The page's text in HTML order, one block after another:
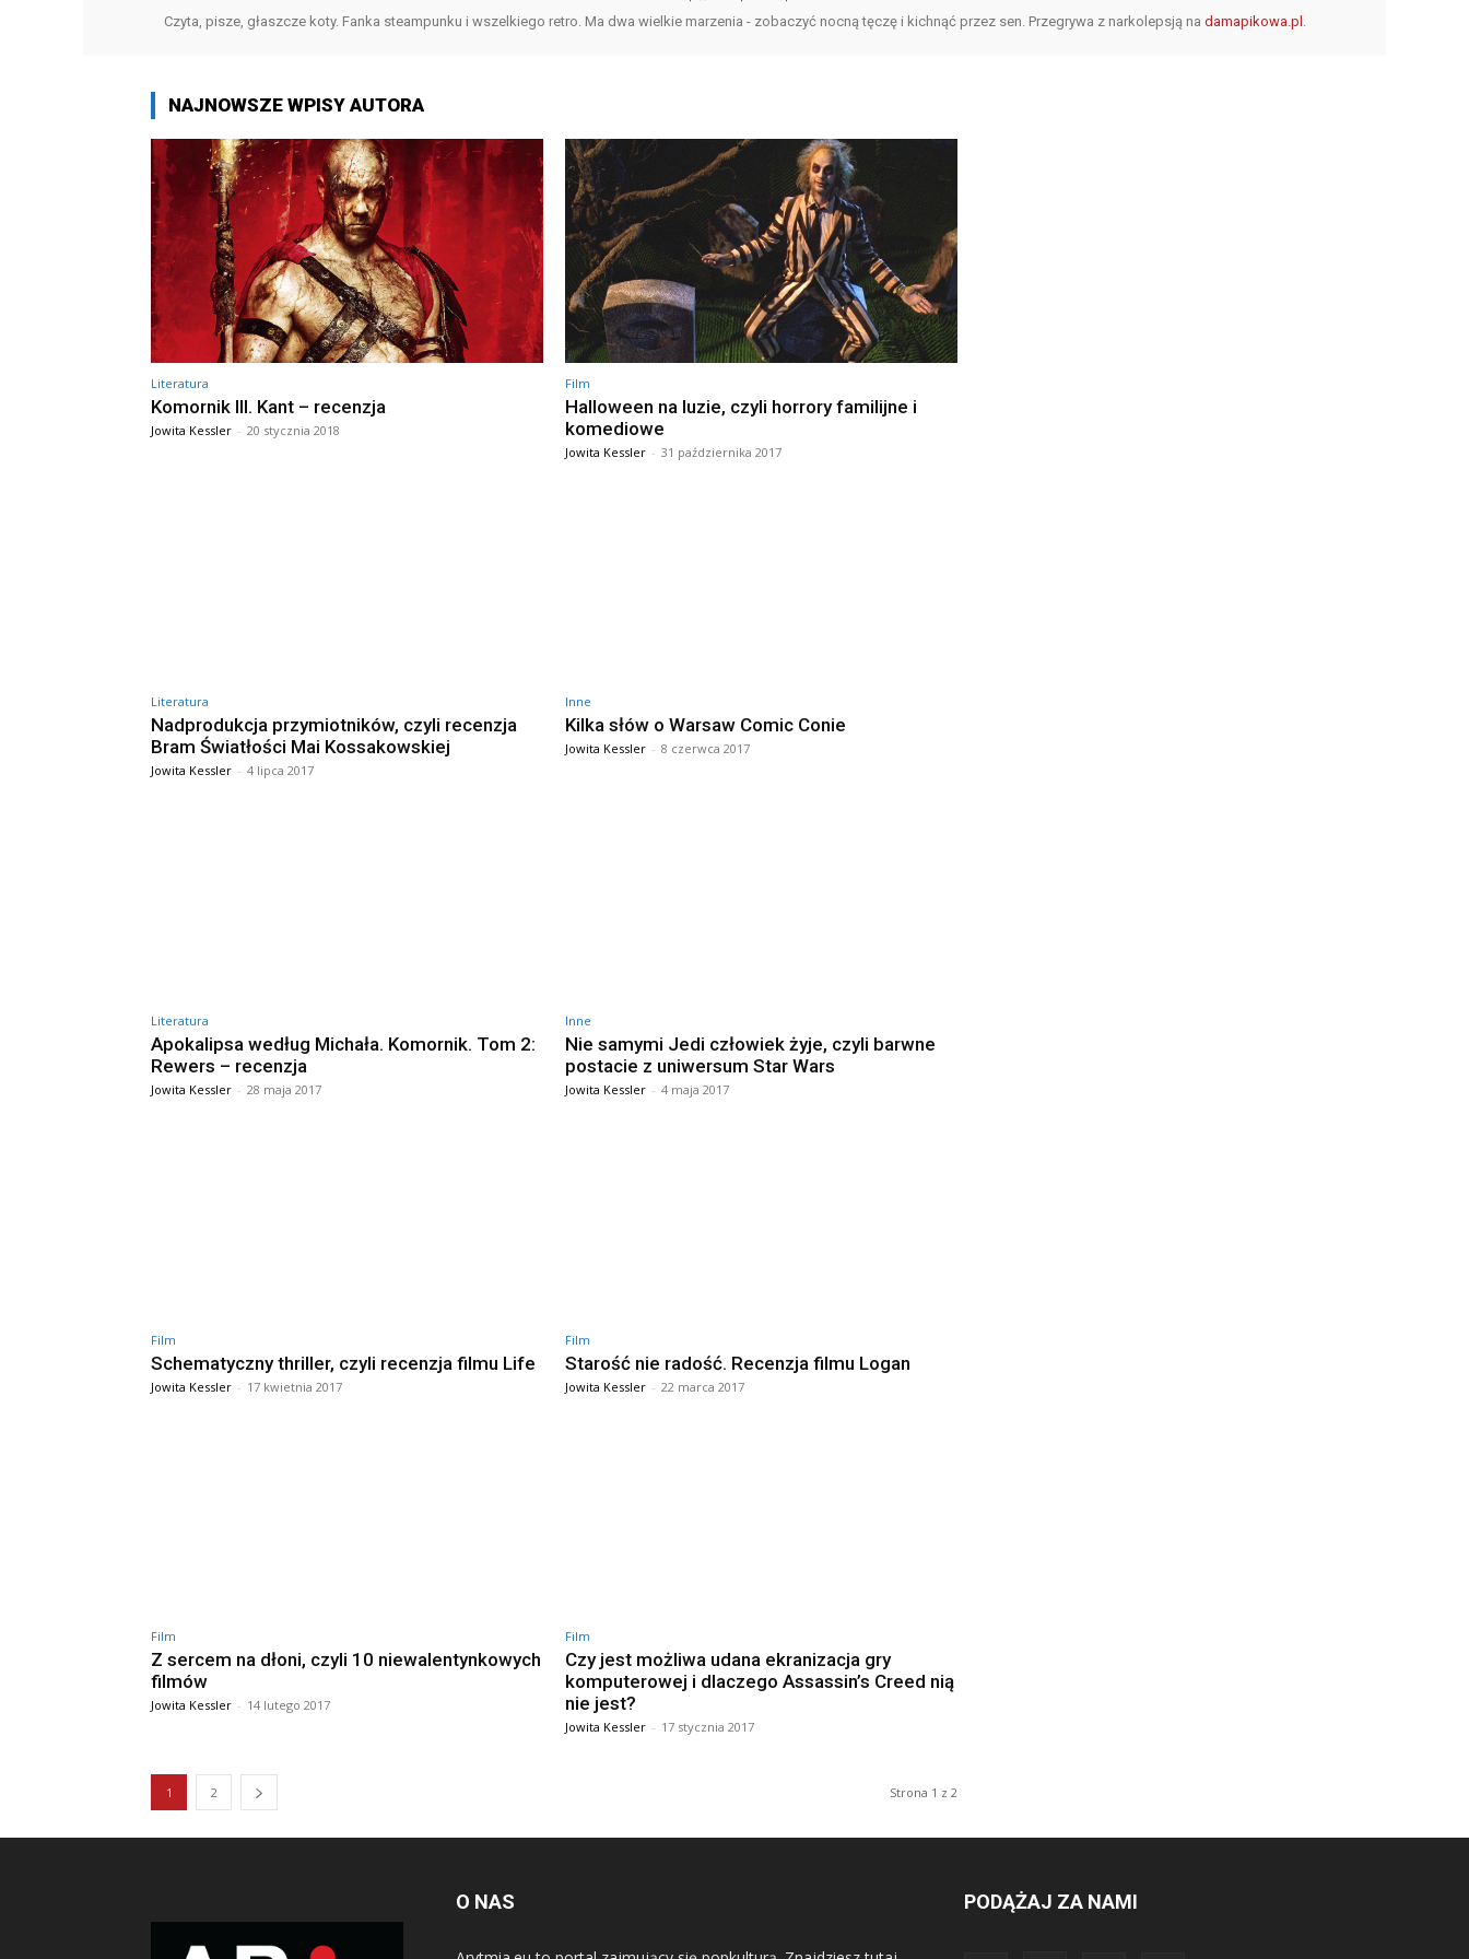
Czyta, pisze, głaszcze koty. Fanka steampunku i wszelkiego retro. Ma dwa wielkie marzenia - zobaczyć nocną tęczę i kichnąć przez sen. Przegrywa z narkolepsją na damapikowa.pl .
NAJNOWSZE WPISY AUTORA
Literatura
Komornik III. Kant – recenzja
Jowita Kessler - 20 stycznia 2018
Film
Halloween na luzie, czyli horrory familijne i
komediowe
Jowita Kessler - 31 października 2017
Literatura
Nadprodukcja przymiotników, czyli recenzja
Bram Światłości Mai Kossakowskiej
Jowita Kessler - 4 lipca 2017
Inne
Kilka słów o Warsaw Comic Conie
Jowita Kessler - 8 czerwca 2017
Literatura
Apokalipsa według Michała. Komornik. Tom 2:
Rewers – recenzja
Jowita Kessler - 28 maja 2017
Inne
Nie samymi Jedi człowiek żyje, czyli barwne
postacie z uniwersum Star Wars
Jowita Kessler - 4 maja 2017
Film
Schematyczny thriller, czyli recenzja filmu Life
Jowita Kessler - 17 kwietnia 2017
Film
Starość nie radość. Recenzja filmu Logan
Jowita Kessler - 22 marca 2017
Film
Z sercem na dłoni, czyli 10 niewalentynkowych
filmów
Jowita Kessler - 14 lutego 2017
Film
Czy jest możliwa udana ekranizacja gry
komputerowej i dlaczego Assassin’s Creed nią
nie jest?
Jowita Kessler - 17 stycznia 2017
1 2 Strona 1 z 2
O NAS PODĄŻAJ ZA NAMI